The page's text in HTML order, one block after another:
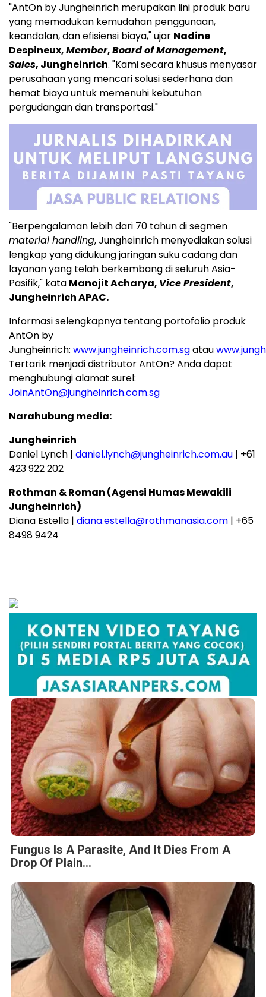
"AntOn by Jungheinrich merupakan lini produk baru
yang memadukan kemudahan penggunaan,
keandalan, dan efisiensi biaya," ujar Nadine
Despineux,Member,Board of Management,
Sales, Jungheinrich. "Kami secara khusus menyasar
perusahaan yang mencari solusi sederhana dan
hemat biaya untuk memenuhi kebutuhan
pergudangan dan transportasi."
"Berpengalaman lebih dari 70 tahun di segmen
material handling, Jungheinrich menyediakan solusi
lengkap yang didukung jaringan suku cadang dan
layanan yang telah berkembang di seluruh Asia-
Pasifik," kata Manojit Acharya, Vice President,
Jungheinrich APAC.
Informasi selengkapnya tentang portofolio produk
AntOn by
Jungheinrich: www.jungheinrich.com.sgatau
Tertarik menjadi distributor AntOn? Anda dapat
menghubungi alamat surel:
JoinAntOn@jungheinrich.com.sg
Narahubung media:
Jungheinrich
Daniel Lynch | daniel.lynch@jungheinrich.com.au | +61
423 922 202
Rothman & Roman (Agensi Humas Mewakili
Jungheinrich)
Diana Estella | diana.estella@rothmanasia.com | +65
8498 9424
Fungus Is A Parasite, And It Dies From A
Drop Of Plain...